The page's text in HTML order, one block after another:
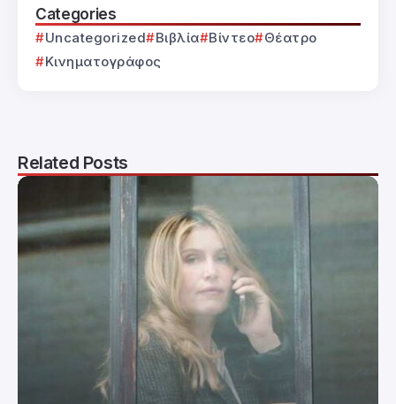
Categories
Uncategorized Βιβλία Βίντεο
Θέατρο
Κινηματογράφος
Related Posts